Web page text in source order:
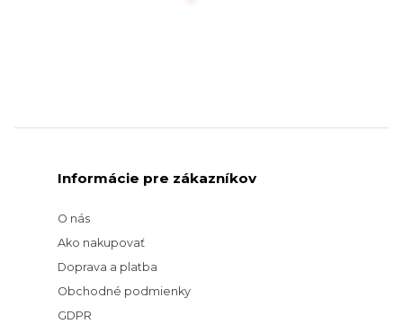
Informácie pre zákazníkov
O nás
Ako nakupovať
Doprava a platba
Obchodné podmienky
GDPR